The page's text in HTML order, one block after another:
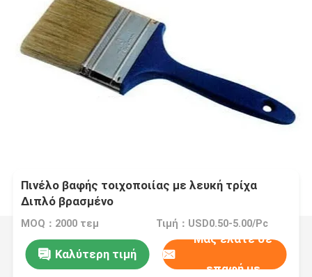
Πινέλο βαφής τοιχοποιίας με λευκή τρίχα
Διπλό βρασμένο
MOQ：2000 τεμ Τιμή：USD0.50-5.00/Pc
Καλύτερη τιμή
Μας ελάτε σε
επαφή με